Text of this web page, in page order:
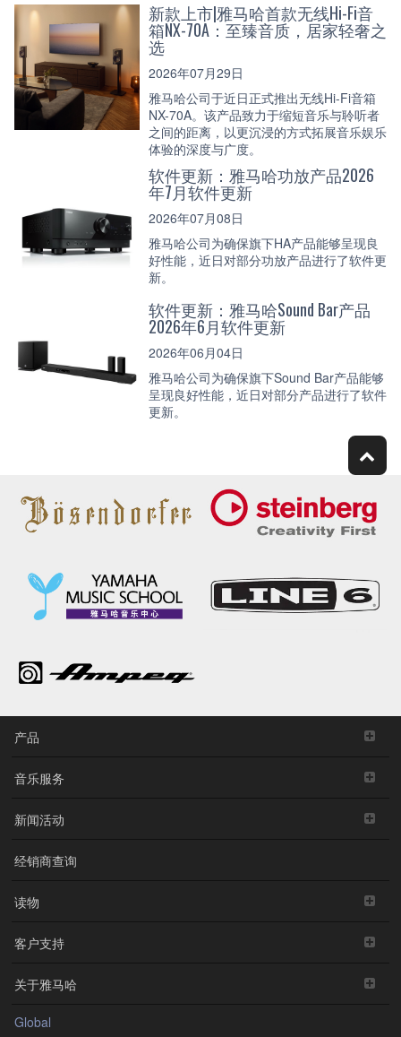
新款上市|雅马哈首款无线Hi-Fi音
箱NX-70A：至臻音质，居家轻奢之
选
2026年07月29日
雅马哈公司于近日正式推出无线Hi-Fi音箱
NX-70A。该产品致力于缩短音乐与聆听者
之间的距离，以更沉浸的方式拓展音乐娱乐
体验的深度与广度。
软件更新：雅马哈功放产品2026
年7月软件更新
2026年07月08日
雅马哈公司为确保旗下HA产品能够呈现良
好性能，近日对部分功放产品进行了软件更
新。
软件更新：雅马哈Sound Bar产品
2026年6月软件更新
2026年06月04日
雅马哈公司为确保旗下Sound Bar产品能够
呈现良好性能，近日对部分产品进行了软件
更新。
产品
音乐服务
新闻活动
经销商查询
读物
客户支持
关于雅马哈
Global